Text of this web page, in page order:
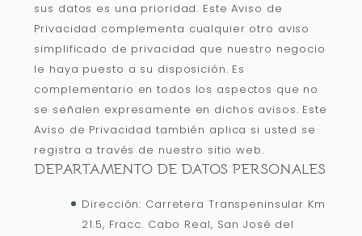
sus datos es una prioridad. Este Aviso de
Privacidad complementa cualquier otro aviso
simplificado de privacidad que nuestro negocio
le haya puesto a su disposición. Es
complementario en todos los aspectos que no
se señalen expresamente en dichos avisos. Este
Aviso de Privacidad también aplica si usted se
registra a través de nuestro sitio web.
DEPARTAMENTO DE DATOS PERSONALES
Dirección: Carretera Transpeninsular Km
21.5, Fracc. Cabo Real, San José del